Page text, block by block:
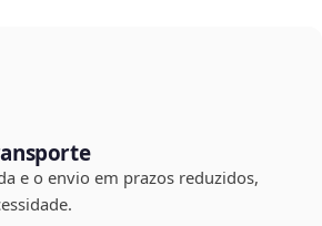
e o envio em prazos reduzidos,